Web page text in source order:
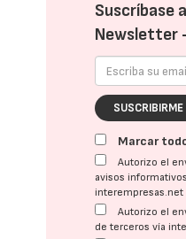
Suscríbase
Newsletter
Marcar
Autorizo el
avisos
interempresas.net
Autorizo el
de terceros vía